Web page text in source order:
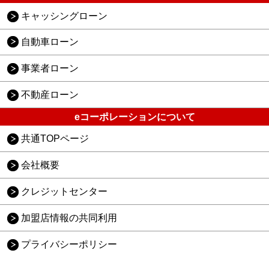
キャッシングローン
自動車ローン
事業者ローン
不動産ローン
eコーポレーションについて
共通TOPページ
会社概要
クレジットセンター
加盟店情報の共同利用
プライバシーポリシー